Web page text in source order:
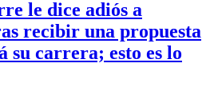
le dice adiós a
recibir una propuesta
su carrera; esto es lo